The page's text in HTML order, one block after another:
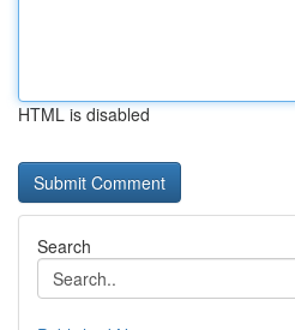
HTML is disabled
Search